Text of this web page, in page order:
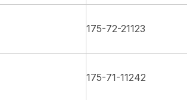
175-72-21123
175-71-11242